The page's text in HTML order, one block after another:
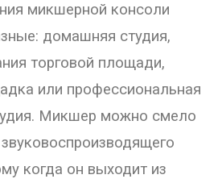
ресиверов
микшерной консоли
домашняя студия,
торговой площади,
или профессиональная
Микшер можно смело
когда он выходит из